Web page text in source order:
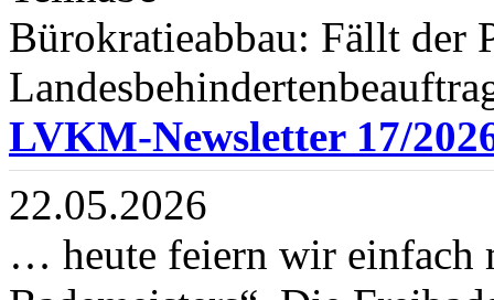
Bürokratieabbau: Fällt der
LVKM-Newsletter 17/
22.05.2026
… heute feiern wir einfach